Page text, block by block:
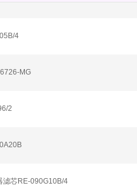
4
MG
2
滤芯RE-090G10B/4